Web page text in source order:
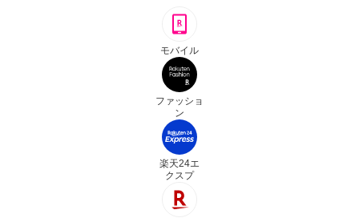
モバイル
ファッショ
ン
楽天24エ
クスプ